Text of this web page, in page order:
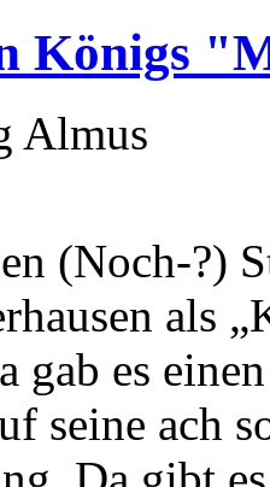
Königs
Almus
(Noch-?)
als
gab es
seine ach